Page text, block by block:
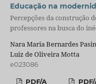
Educação na
Percepções da construção
professores na busca do
Nara Maria Bernardes
Luiz de Oliveira Motta
e023086
PDF/A